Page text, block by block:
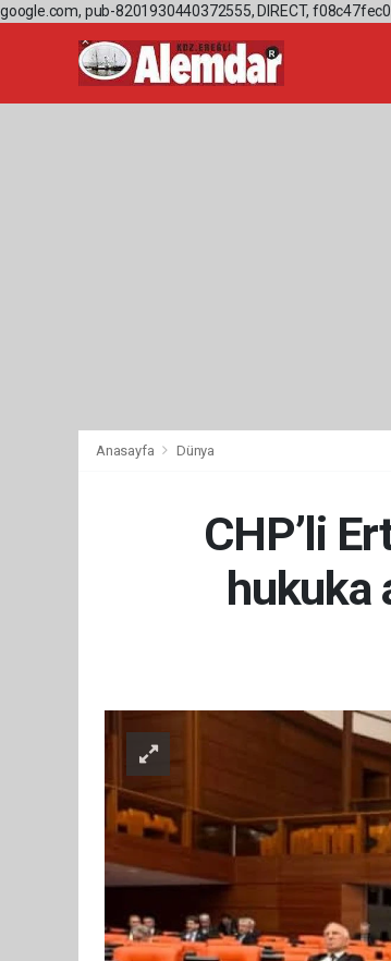
google.com, pub-8201930440372555, DIRECT,
Anasayfa Dünya
CHP’li
hukuka